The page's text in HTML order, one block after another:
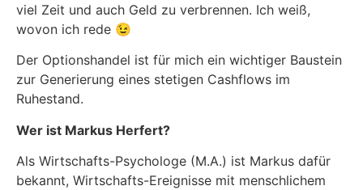
viel Zeit und auch Geld zu verbrennen. Ich weiß,
wovon ich rede 😉
Der Optionshandel ist für mich ein wichtiger Baustein
zur Generierung eines stetigen Cashflows im
Ruhestand.
Wer ist Markus Herfert?
Als Wirtschafts-Psychologe (M.A.) ist Markus dafür
bekannt, Wirtschafts-Ereignisse mit menschlichem